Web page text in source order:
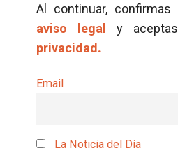
Al continuar,
aviso legal
y
privacidad.
Email
La Noticia del Día